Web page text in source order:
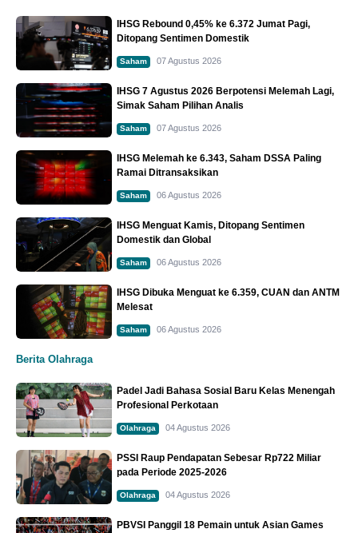
IHSG Rebound 0,45% ke 6.372 Jumat Pagi,
Ditopang Sentimen Domestik
Saham 07 Agustus 2026
IHSG 7 Agustus 2026 Berpotensi Melemah Lagi,
Simak Saham Pilihan Analis
Saham 07 Agustus 2026
IHSG Melemah ke 6.343, Saham DSSA Paling
Ramai Ditransaksikan
Saham 06 Agustus 2026
IHSG Menguat Kamis, Ditopang Sentimen
Domestik dan Global
Saham 06 Agustus 2026
IHSG Dibuka Menguat ke 6.359, CUAN dan ANTM
Melesat
Saham 06 Agustus 2026
Berita Olahraga
Padel Jadi Bahasa Sosial Baru Kelas Menengah
Profesional Perkotaan
Olahraga 04 Agustus 2026
PSSI Raup Pendapatan Sebesar Rp722 Miliar
pada Periode 2025-2026
Olahraga 04 Agustus 2026
PBVSI Panggil 18 Pemain untuk Asian Games